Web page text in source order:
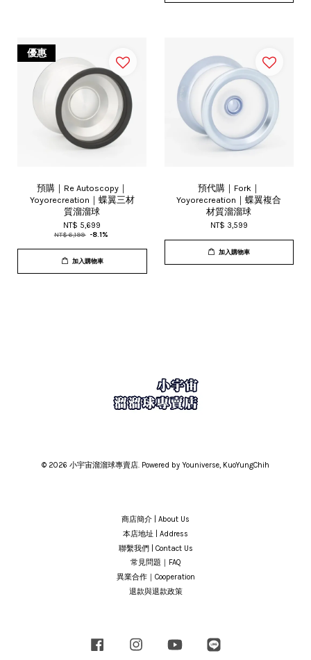
優惠
預購｜Re Autoscopy｜
Yoyorecreation｜蝶翼三材
質溜溜球
NT$ 5,699
NT$ 6,199 -8.1%
加入購物車
預代購｜Fork｜
Yoyorecreation｜蝶翼複合
材質溜溜球
NT$ 3,599
加入購物車
© 2026 小宇宙溜溜球專賣店. Powered by Youniverse, KuoYungChih
商店簡介 | About Us
本店地址 | Address
聯繫我們 | Contact Us
常見問題｜FAQ
異業合作｜Cooperation
退款與退款政策
Facebook Instagram YouTube